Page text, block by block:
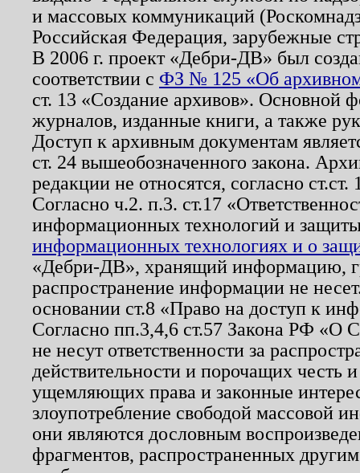
и массовых коммуникаций
Российская Федерация, зарубежные
В 2006 г. проект «Дебри-ДВ» был
соответствии с ФЗ № 125 «Об
ст. 13 «Создание архивов». Основной
журналов, изданные книги, а также
Доступ к архивным документам
ст. 24 вышеобозначенного закона.
редакции не относятся, согласно
Согласно ч.2. п.3. ст.17
информационных технологий и
информационных технологиях и о
«Дебри-ДВ», хранящий информацию,
распространение информации не
основании ст.8 «Право на доступ к
Согласно пп.3,4,6 ст.57 Закона РФ «О
не несут ответственности за
действительности и порочащих честь
ущемляющих права и законные
злоупотребление свободой массовой
они являются дословным
фрагментов, распространенных